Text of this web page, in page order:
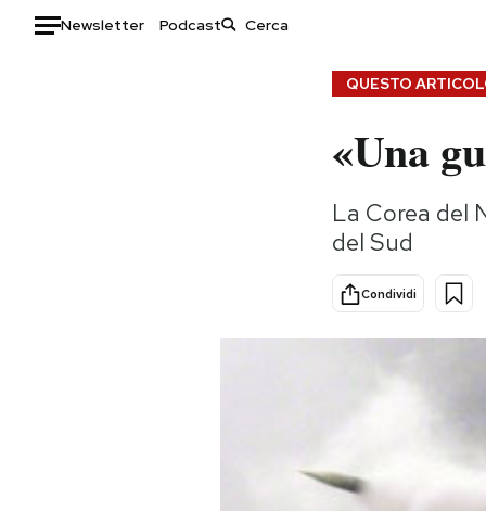
Newsletter Podcast
Consumismi
Storie/Idee
Ok Boomer!
Media
QUESTO
«Una
La Corea del
del Sud
Condividi